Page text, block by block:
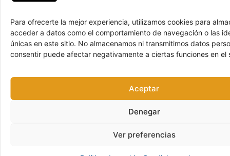
Para ofrecerte la mejor experiencia, utilizamos cookies para
acceder a datos como el comportamiento de navegación o las
únicas en este sitio. No almacenamos ni transmitimos datos
consentir puede afectar negativamente a ciertas funciones en el
Aceptar
Denegar
Ver preferencias